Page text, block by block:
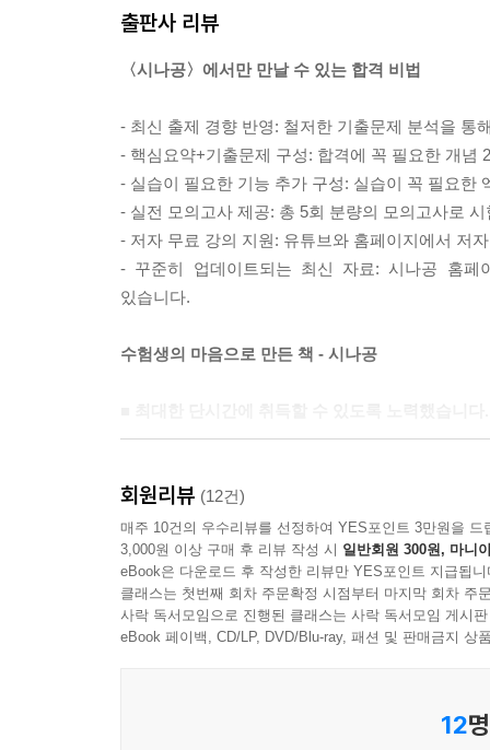
출판사 리뷰
〈시나공〉에서만 만날 수 있는 합격 비법
- 최신 출제 경향 반영: 철저한 기출문제 분석을 통
- 핵심요약+기출문제 구성: 합격에 꼭 필요한 개념
- 실습이 필요한 기능 추가 구성: 실습이 꼭 필요한
- 실전 모의고사 제공: 총 5회 분량의 모의고사로
- 저자 무료 강의 지원: 유튜브와 홈페이지에서 저
- 꾸준히 업데이트되는 최신 자료: 시나공 홈페
있습니다.
수험생의 마음으로 만든 책 - 시나공
기출문제를 유형별로 분석하여 합격이 가능한
어떠한 변형 문제가 나오더라도 대처할 수 있도록
■ 공부하면서 답답함을 느끼지 않도록 노력했습니
컴퓨터활용능력 필기 시험은 이론 시험이지만
회원리뷰 (12건)
매주 10건의 우수리뷰를 선정하여 YES포인트 3만원을 드
3,000원 이상 구매 후 리뷰 작성 시 일반회원 300원, 마니
eBook은 다운로드 후 작성한 리뷰만 YES포인트 지급됩니
클래스는 첫번째 회차 주문확정 시점부터 마지막 회차 주
사락 독서모임으로 진행된 클래스는 사락 독서모임 게시
eBook 페이백, CD/LP, DVD/Blu-ray, 패션 및 판매금지 상
12